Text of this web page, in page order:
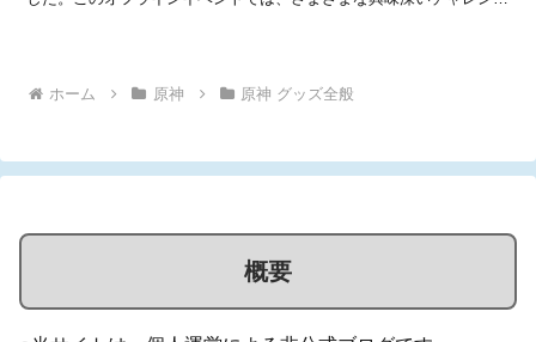
ホーム 原神 原神 グッズ全般
概要